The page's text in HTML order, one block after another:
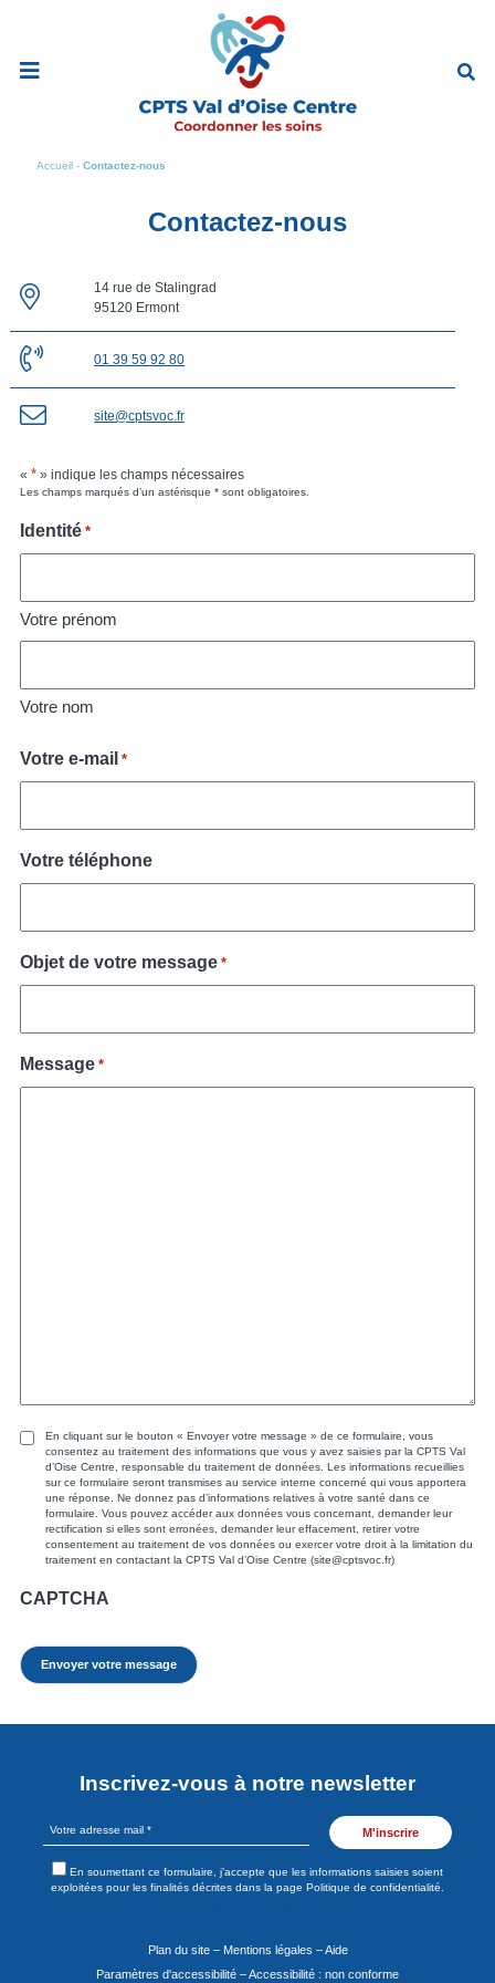
Ouvrir
Accueil - Contactez-nous
Contactez-nous
14 rue de Stalingrad
95120 Ermont
01 39 59 92 80
site@cptsvoc.fr
« * » indique les champs nécessaires
Les champs marqués d’un astérisque * sont obligatoires.
Identité *
Votre prénom
Votre nom
Votre e-mail *
Votre téléphone
Objet de votre message *
Message *
En cliquant sur le bouton « Envoyer votre message » de ce formulaire, vous
consentez au traitement des informations que vous y avez saisies par la CPTS Val
d’Oise Centre, responsable du traitement de données. Les informations recueillies
sur ce formulaire seront transmises au service interne concerné qui vous apportera
une réponse. Ne donnez pas d’informations relatives à votre santé dans ce
formulaire. Vous pouvez accéder aux données vous concernant, demander leur
rectification si elles sont erronées, demander leur effacement, retirer votre
consentement au traitement de vos données ou exercer votre droit à la limitation du
traitement en contactant la CPTS Val d’Oise Centre (site@cptsvoc.fr)
CAPTCHA
Inscrivez-vous à notre newsletter
Votre
mail
En soumettant ce formulaire, j’accepte que les informations saisies soient
exploitées pour les finalités décrites dans la page Politique de confidentialité.
Plan du site– Mentions légales –Aide
Paramètres d'accessibilité –Accessibilité : non conforme